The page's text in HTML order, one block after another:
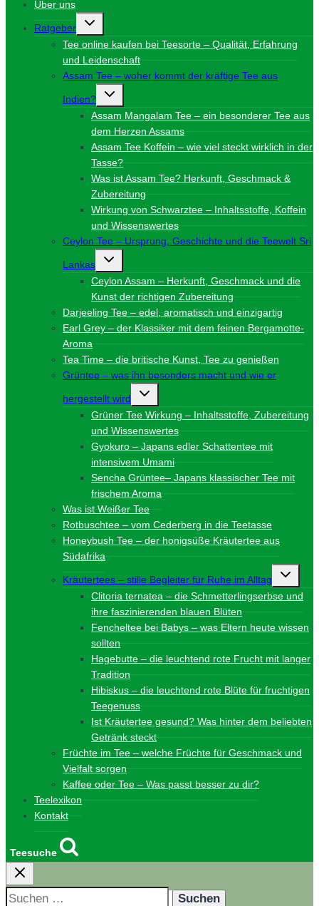
Über uns
Ratgeber
Untermenü
Tee online kaufen bei Teesorte – Qualität, Erfahrung
und Leidenschaft
Assam Tee – woher kommt der kräftige Tee aus
Indien?
Untermenü
Assam Mangalam Tee – ein besonderer Tee aus
dem Herzen Assams
Assam Tee Koffein – wie viel steckt wirklich in der
Tasse?
Was ist Assam Tee? Herkunft, Geschmack &
Zubereitung
Wirkung von Schwarztee – Inhaltsstoffe, Koffein
und Wissenswertes
Ceylon Tee – Ursprung, Geschichte und die Teewelt Sri
Lankas
Untermenü
Ceylon Assam – Herkunft, Geschmack und die
Kunst der richtigen Zubereitung
Darjeeling Tee – edel, aromatisch und einzigartig
Earl Grey – der Klassiker mit dem feinen Bergamotte-
Aroma
Tea Time – die britische Kunst, Tee zu genießen
Grüntee – was ihn besonders macht und wie er
hergestellt wird
Untermenü
Grüner Tee Wirkung – Inhaltsstoffe, Zubereitung
und Wissenswertes
Gyokuro – Japans edler Schattentee mit
intensivem Umami
Sencha Grüntee– Japans klassischer Tee mit
frischem Aroma
Was ist Weißer Tee
Rotbuschtee – vom Cederberg in die Teetasse
Honeybush Tee – der honigsüße Kräutertee aus
Südafrika
Kräutertees – stille Begleiter für Ruhe im Alltag
Clitoria ternatea – die Schmetterlingserbse und
ihre faszinierenden blauen Blüten
Fencheltee bei Babys – was Eltern heute wissen
sollten
Hagebutte – die leuchtend rote Frucht mit langer
Tradition
Hibiskus – die leuchtend rote Blüte für fruchtigen
Teegenuss
Ist Kräutertee gesund? Was hinter dem beliebten
Getränk steckt
Früchte im Tee – welche Früchte für Geschmack und
Vielfalt sorgen
Kaffee oder Tee – Was passt besser zu dir?
Teelexikon
Kontakt
Teesuche
Suchen